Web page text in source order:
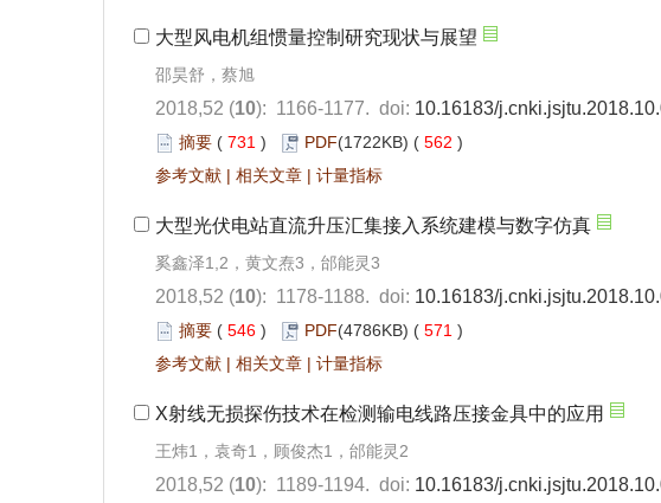
大型风电机组惯量控制研究现状与展望
邵昊舒，蔡旭
2018,52 (10): 1166-1177. doi: 10.16183/
摘要 ( 731 ) PDF(1722KB) ( 562 )
参考文献 | 相关文章 | 计量指标
大型光伏电站直流升压汇集接入系统建模与数字仿真
奚鑫泽1,2，黄文焘3，邰能灵3
2018,52 (10): 1178-1188. doi: 10.16183/
摘要 ( 546 ) PDF(4786KB) ( 571 )
参考文献 | 相关文章 | 计量指标
X射线无损探伤技术在检测输电线路压接金具中的应用
王炜1，袁奇1，顾俊杰1，邰能灵2
2018,52 (10): 1189-1194. doi: 10.16183/